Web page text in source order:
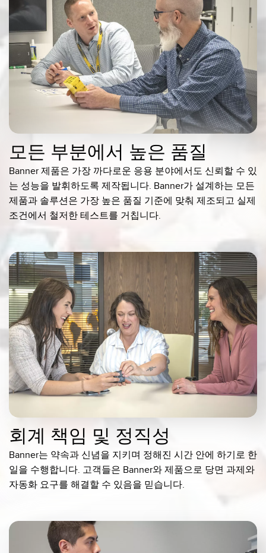
모든 부분에서 높은 품질
Banner 제품은 가장 까다로운 응용 분야에서도 신뢰할 수 있
는 성능을 발휘하도록 제작됩니다. Banner가 설계하는 모든
제품과 솔루션은 가장 높은 품질 기준에 맞춰 제조되고 실제
조건에서 철저한 테스트를 거칩니다.
회계 책임 및 정직성
Banner는 약속과 신념을 지키며 정해진 시간 안에 하기로 한
일을 수행합니다. 고객들은 Banner와 제품으로 당면 과제와
자동화 요구를 해결할 수 있음을 믿습니다.